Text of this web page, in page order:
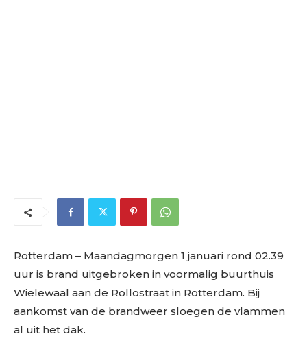
Rotterdam – Maandagmorgen 1 januari rond 02.39
uur is brand uitgebroken in voormalig buurthuis
Wielewaal aan de Rollostraat in Rotterdam. Bij
aankomst van de brandweer sloegen de vlammen
al uit het dak.